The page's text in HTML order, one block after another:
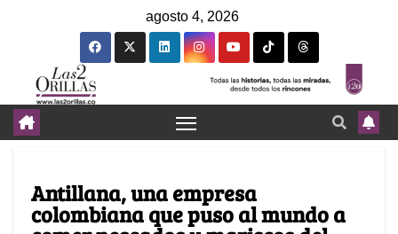
agosto 4, 2026
Antillana, una empresa
colombiana que puso al mundo a